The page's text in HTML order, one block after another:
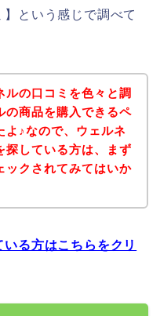
という感じで調べて
ルの口コミを色々と調
の商品を購入できるペ
よ♪なので、ウェルネ
探している方は、まず
ックされてみてはいか
る方はこちらをクリ